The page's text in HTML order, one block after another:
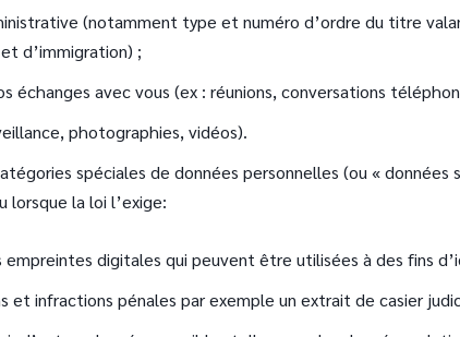
(notamment type et numéro d’ordre du titre
d’immigration) ;
échanges avec vous (ex : réunions, conversations
photographies, vidéos).
spéciales de données personnelles (ou « données
la loi l’exige:
empreintes digitales qui peuvent être utilisées à des fins
et infractions pénales par exemple un extrait de casier